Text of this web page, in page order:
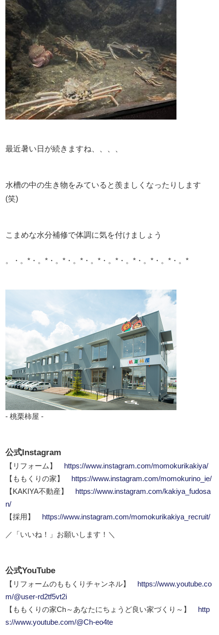
最近暑い日が続きますね、、、、
水槽の中の生き物をみていると羨ましくなったりします
(笑)
こまめな水分補修で体調に気を付けましょう
。・。*・。*・。*・。*・。*・。*・。*・。*・。*・。*
- 桃栗柿屋 -
公式Instagram
【リフォーム】
https://www.instagram.com/momokurikakiya/
【ももくりの家】
https://www.instagram.com/momokurino_ie/
【KAKIYA不動産】
https://www.instagram.com/kakiya_fudosa
n/
【採用】
https://www.instagram.com/momokurikakiya_recruit/
／「いいね！」お願いします！＼
公式YouTube
【リフォームのももくりチャンネル】
https://www.youtube.co
m/@user-rd2tf5vt2i
【ももくりの家Ch～あなたにちょうど良い家づくり～】
http
s://www.youtube.com/@Ch-eo4te